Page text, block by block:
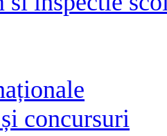
concursuri